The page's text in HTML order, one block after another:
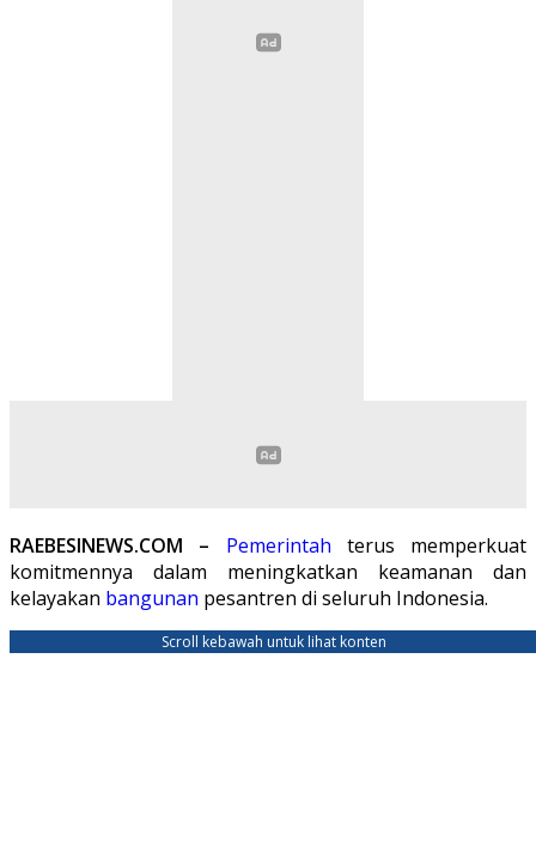
RAEBESINEWS.COM – Pemerintah terus memperkuat
komitmennya dalam meningkatkan keamanan dan
kelayakan bangunan pesantren di seluruh Indonesia.
Scroll kebawah untuk lihat konten